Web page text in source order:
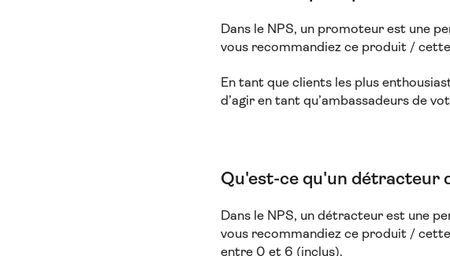
Dans le NPS, un promoteur est une
vous recommandiez ce produit /
En tant que clients les plus
d’agir en tant qu’ambassadeurs de
Qu'est-ce qu'un détracteur
Dans le NPS, un détracteur est une
vous recommandiez ce produit /
entre 0 et 6 (inclus).